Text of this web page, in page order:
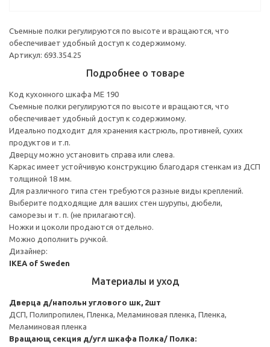
Съемные полки регулируются по высоте и вращаются, что
обеспечивает удобный доступ к содержимому.
Артикул: 693.354.25
Подробнее о товаре
Код кухонного шкафа ME 190
Съемные полки регулируются по высоте и вращаются, что
обеспечивает удобный доступ к содержимому.
Идеально подходит для хранения кастрюль, противней, сухих
продуктов и т.п.
Дверцу можно установить справа или слева.
Каркас имеет устойчивую конструкцию благодаря стенкам из ДСП
толщиной 18 мм.
Для различного типа стен требуются разные виды креплений.
Выберите подходящие для ваших стен шурупы, дюбели,
саморезы и т. п. (не прилагаются).
Ножки и цоколи продаются отдельно.
Можно дополнить ручкой.
Дизайнер:
IKEA of Sweden
Материалы и уход
Дверца д/напольн углового шк, 2шт
ДСП, Полипропилен, Пленка, Меламиновая пленка, Пленка,
Меламиновая пленка
Вращающ секция д/угл шкафа Полка/ Полка: